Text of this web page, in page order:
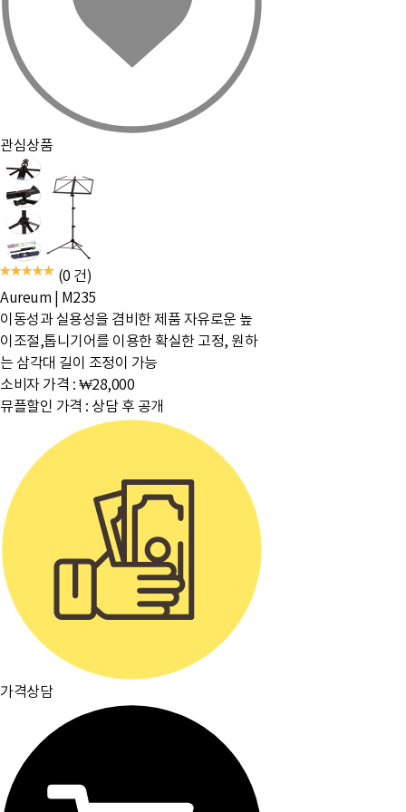
관심상품
(0 건)
Aureum
M235
이동성과 실용성을 겸비한 제품 자유로운 높
이조절,톱니기어를 이용한 확실한 고정, 원하
는 삼각대 길이 조정이 가능
소비자 가격 : ₩28,000
뮤플할인 가격 : 상담 후 공개
가격상담